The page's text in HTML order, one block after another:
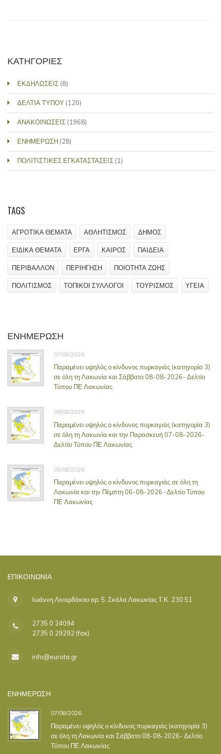
ΚΑΤΗΓΟΡΙΕΣ
ΕΚΔΗΛΩΣΕΙΣ (8)
ΔΕΛΤΙΑ ΤΥΠΟΥ (120)
ΑΝΑΚΟΙΝΩΣΕΙΣ (1968)
ΕΝΗΜΕΡΩΣΗ (28)
ΠΟΛΙΤΙΣΤΙΚΕΣ ΕΓΚΑΤΑΣΤΑΣΕΙΣ (1)
TAGS
ΑΓΡΟΤΙΚΑ ΘΕΜΑΤΑ ΑΘΛΗΤΙΣΜΟΣ ΔΗΜΟΣ
ΕΙΔΙΚΑ ΘΕΜΑΤΑ ΕΡΓΑ ΚΑΙΡΟΣ ΠΑΙΔΕΙΑ
ΠΕΡΙΒΑΛΛΟΝ ΠΕΡΙΗΓΗΣΗ ΠΟΙΟΤΗΤΑ ΖΩΗΣ
ΠΟΛΙΤΙΣΜΟΣ ΤΟΠΙΚΟΙ ΣΥΛΛΟΓΟΙ ΤΟΥΡΙΣΜΟΣ ΥΓΕΙΑ
ΕΝΗΜΕΡΩΣΗ
07/08/2026
Παραμένει υψηλός ο κίνδυνος πυρκαγιάς (κατηγορία 3)
σε όλη τη Λακωνία και Σάββατο 08-08-2026- Δελτίο
Τύπου ΠΕ Λακωνίας
06/08/2026
Παραμένει υψηλός ο κίνδυνος πυρκαγιάς (κατηγορία 3)
σε όλη τη Λακωνία και την Παρασκευή 07-08-2026-
Δελτίο Τύπου ΠΕ Λακωνίας
05/08/2026
Παραμένει υψηλός ο κίνδυνος πυρκαγιάς σε όλη τη
Λακωνία και την Πέμπτη 06-08-2026 -Δελτίο Τύπου
ΠΕ Λακωνίας
ΕΠΙΚΟΙΝΩΝΊΑ
Ιωάννη Λιναρδάκου αρ. 5, Σκάλα Λακωνίας Τ.Κ. 230 51
2735 0 24094
2735 0 29292 (fax)
info@eurota.gr
ΕΝΗΜΕΡΩΣΗ
07/08/2026
Παραμένει υψηλός ο κίνδυνος πυρκαγιάς (κατηγορία 3)
σε όλη τη Λακωνία και Σάββατο 08-08-2026- Δελτίο
Τύπου ΠΕ Λακωνίας